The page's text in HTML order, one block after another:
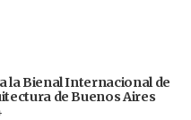
la Bienal Internacional de
de Buenos Aires